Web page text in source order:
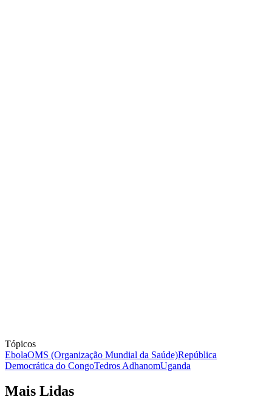
Tópicos
EbolaOMS (Organização Mundial da Saúde)República
Democrática do CongoTedros AdhanomUganda
Mais Lidas